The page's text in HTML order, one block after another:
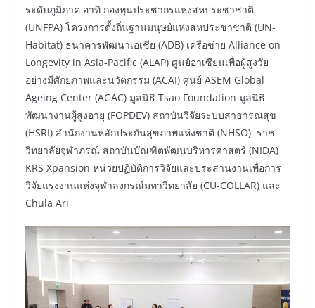
ระดับภูมิภาค อาทิ กองทุนประชากรแห่งสหประชาชาติ
(UNFPA) โครงการตั้งถิ่นฐานมนุษย์แห่งสหประชาชาติ (UN-
Habitat) ธนาคารพัฒนาเอเชีย (ADB) เครือข่าย Alliance on
Longevity in Asia-Pacific (ALAP) ศูนย์อาเซียนเพื่อผู้สูงวัย
อย่างมีศักยภาพและนวัตกรรม (ACAI) ศูนย์ ASEM Global
Ageing Center (AGAC) มูลนิธิ Tsao Foundation มูลนิธิ
พัฒนางานผู้สูงอายุ (FOPDEV) สถาบันวิจัยระบบสาธารณสุข
(HSRI) สำนักงานหลักประกันสุขภาพแห่งชาติ (NHSO) ราช
วิทยาลัยจุฬาภรณ์ สถาบันบัณฑิตพัฒนบริหารศาสตร์ (NIDA)
KRS Xpansion หน่วยปฏิบัติการวิจัยและประสานงานเพื่อการ
วิจัยแรงงานแห่งจุฬาลงกรณ์มหาวิทยาลัย (CU-COLLAR) และ
Chula Ari